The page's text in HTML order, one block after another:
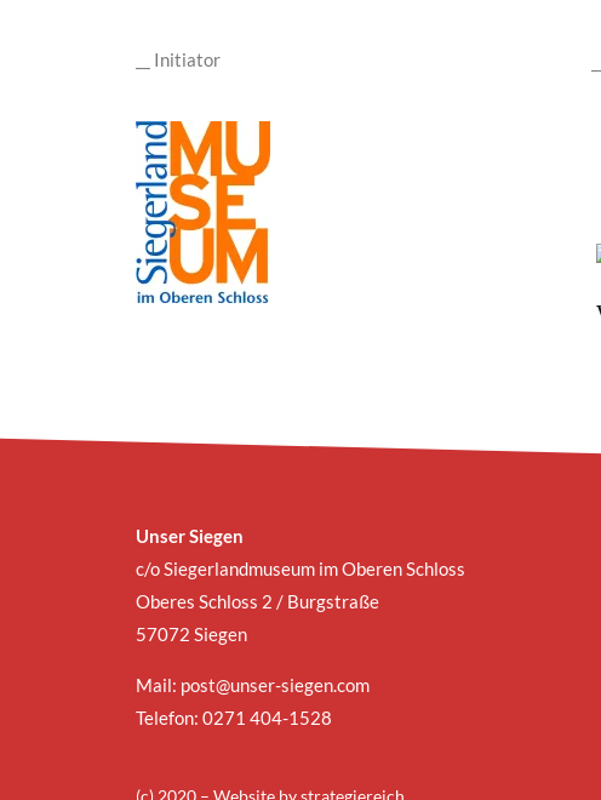
__ Initiator
Unser Siegen
c/o Siegerlandmuseum im Oberen Schloss
Oberes Schloss 2 / Burgstraße
57072 Siegen
Mail: post@unser-siegen.com
Telefon: 0271 404-1528